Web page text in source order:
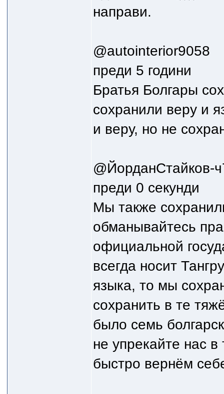
направи.
@autointerior9058
преди 5 години
Братья Болгары
сохранили веру и
и веру, но не
@ЙорданСтайков-
преди 0 секунди
Мы также
обманывайтесь
официальной
всегда носит
языка, то мы
сохранить в те
было семь
не упрекайте нас
быстро вернём